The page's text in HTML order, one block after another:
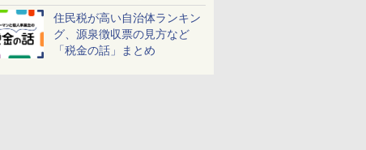
しよう！
住民税が高い自治体ランキン
グ、源泉徴収票の見方など
「税金の話」まとめ